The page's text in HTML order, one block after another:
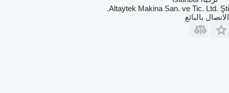
Altaytek Makina San. ve Tic. Ltd. Şti.
الاتصال بالبائع